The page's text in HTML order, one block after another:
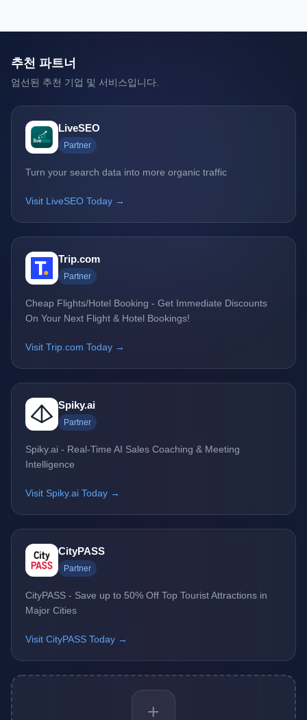
추천 파트너
엄선된 추천 기업 및 서비스입니다.
LiveSEO
Partner
Turn your search data into more organic traffic
Visit LiveSEO Today →
Trip.com
Partner
Cheap Flights/Hotel Booking - Get Immediate Discounts
On Your Next Flight & Hotel Bookings!
Visit Trip.com Today →
Spiky.ai
Partner
Spiky.ai - Real-Time AI Sales Coaching & Meeting
Intelligence
Visit Spiky.ai Today →
CityPASS
Partner
CityPASS - Save up to 50% Off Top Tourist Attractions in
Major Cities
Visit CityPASS Today →
+